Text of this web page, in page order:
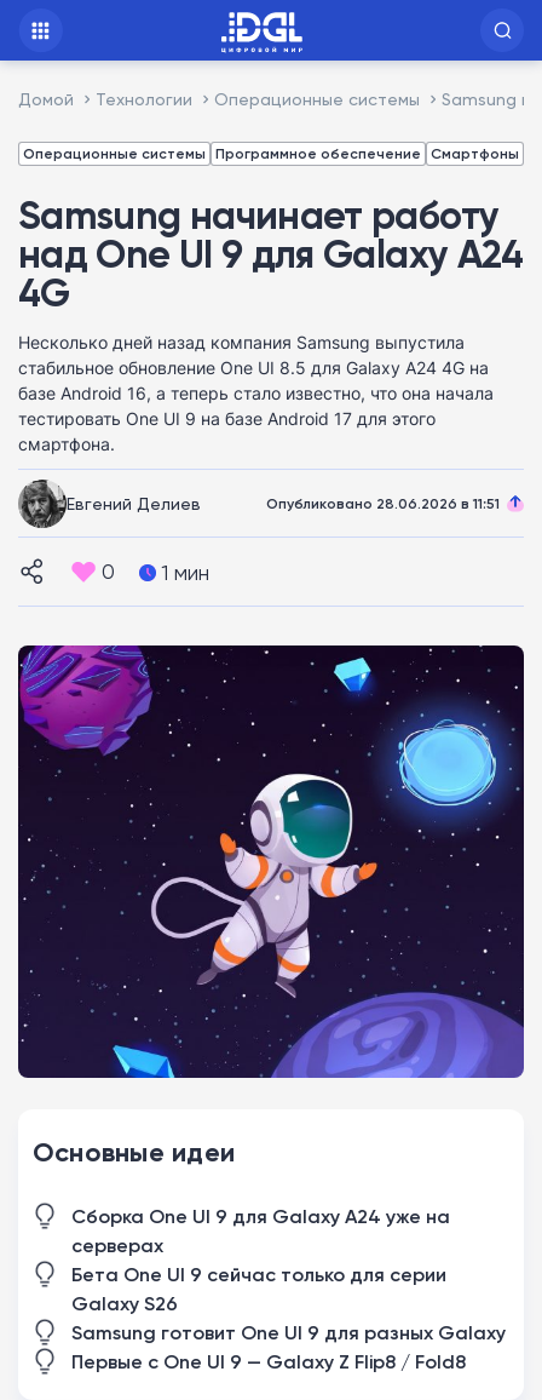
Домой Технологии Операционные системы Samsung
Операционные системы Программное обеспечение Смартфоны
Samsung начинает работу
над One UI 9 для Galaxy A24
4G
Несколько дней назад компания Samsung выпустила
стабильное обновление One UI 8.5 для Galaxy A24 4G на
базе Android 16, а теперь стало известно, что она начала
тестировать One UI 9 на базе Android 17 для этого
смартфона.
Евгений Делиев Опубликовано 28.06.2026 в 11:51
0 1 мин
Основные идеи
Сборка One UI 9 для Galaxy A24 уже на
серверах
Бета One UI 9 сейчас только для серии
Galaxy S26
Samsung готовит One UI 9 для разных Galaxy
Первые с One UI 9 — Galaxy Z Flip8 / Fold8